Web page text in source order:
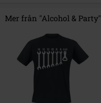
Mer från "Alcohol & Party"